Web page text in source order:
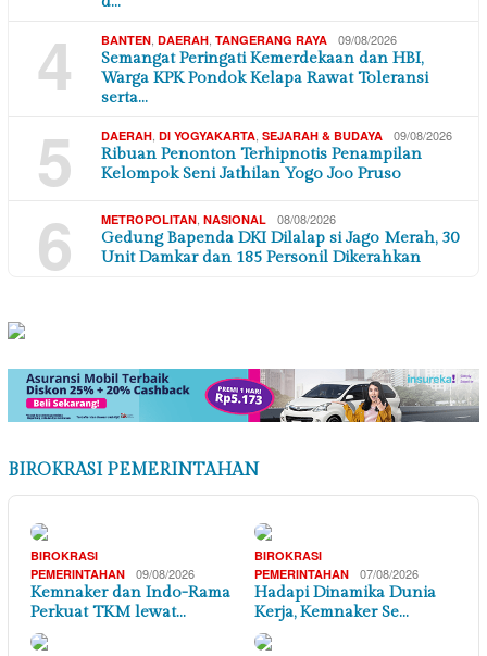
4 BANTEN DAERAH TANGERANG RAYA 09/08/2026
Semangat Peringati Kemerdekaan dan HBI,
Warga KPK Pondok Kelapa Rawat Toleransi
serta…
5 DAERAH DI YOGYAKARTA SEJARAH & BUDAYA 09/08/2026
Ribuan Penonton Terhipnotis Penampilan
Kelompok Seni Jathilan Yogo Joo Pruso
6 METROPOLITAN NASIONAL 08/08/2026
Gedung Bapenda DKI Dilalap si Jago Merah, 30
Unit Damkar dan 185 Personil Dikerahkan
BIROKRASI PEMERINTAHAN
BIROKRASI
PEMERINTAHAN
09/08/2026
Kemnaker dan Indo-Rama
Perkuat TKM lewat…
BIROKRASI
PEMERINTAHAN
07/08/2026
Hadapi Dinamika Dunia
Kerja, Kemnaker Se…